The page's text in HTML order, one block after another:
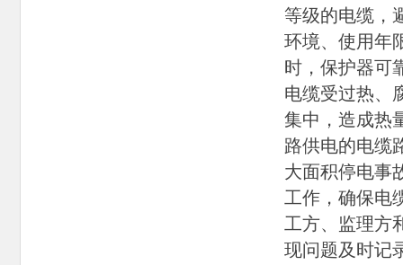
等级的电缆，
环境、使用年
时，保护器可
电缆受过热、
集中，造成热
路供电的电缆
大面积停电事
工作，确保电
工方、监理方
现问题及时记